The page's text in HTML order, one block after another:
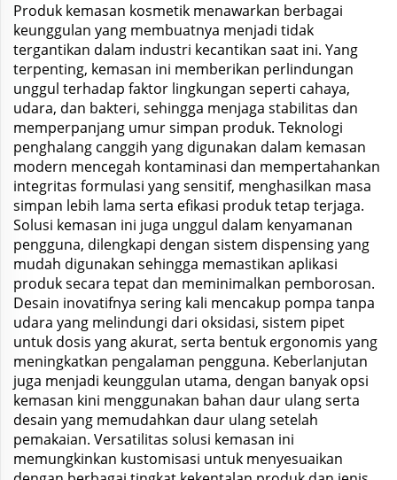
Produk kemasan kosmetik menawarkan berbagai
keunggulan yang membuatnya menjadi tidak
tergantikan dalam industri kecantikan saat ini. Yang
terpenting, kemasan ini memberikan perlindungan
unggul terhadap faktor lingkungan seperti cahaya,
udara, dan bakteri, sehingga menjaga stabilitas dan
memperpanjang umur simpan produk. Teknologi
penghalang canggih yang digunakan dalam kemasan
modern mencegah kontaminasi dan mempertahankan
integritas formulasi yang sensitif, menghasilkan masa
simpan lebih lama serta efikasi produk tetap terjaga.
Solusi kemasan ini juga unggul dalam kenyamanan
pengguna, dilengkapi dengan sistem dispensing yang
mudah digunakan sehingga memastikan aplikasi
produk secara tepat dan meminimalkan pemborosan.
Desain inovatifnya sering kali mencakup pompa tanpa
udara yang melindungi dari oksidasi, sistem pipet
untuk dosis yang akurat, serta bentuk ergonomis yang
meningkatkan pengalaman pengguna. Keberlanjutan
juga menjadi keunggulan utama, dengan banyak opsi
kemasan kini menggunakan bahan daur ulang serta
desain yang memudahkan daur ulang setelah
pemakaian. Versatilitas solusi kemasan ini
memungkinkan kustomisasi untuk menyesuaikan